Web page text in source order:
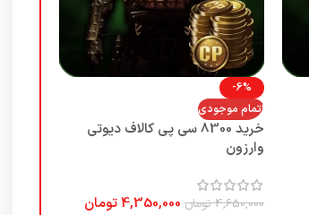
-6%
اتمام موجودی
خرید 8300 سی پی کالاف دیوتی
وارزون
4,650,000تومان 4,350,000تومان